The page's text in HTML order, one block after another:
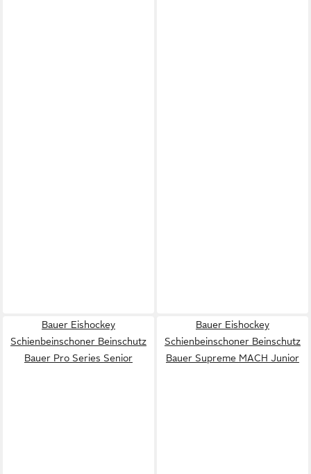
Bauer Eishockey
Schienbeinschoner Beinschutz
Bauer Pro Series Senior
Bauer Eishockey
Schienbeinschoner Beinschutz
Bauer Supreme MACH Junior